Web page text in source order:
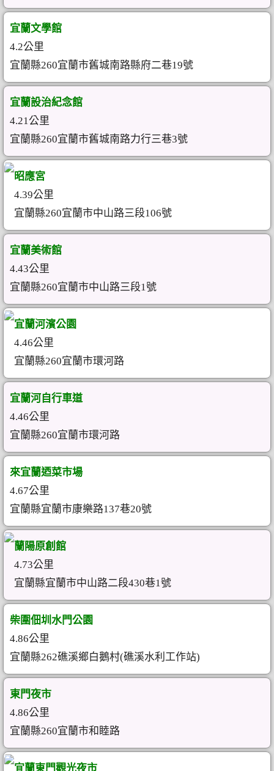
宜蘭文學館
4.2公里
宜蘭縣260宜蘭市舊城南路縣府二巷19號
宜蘭設治紀念館
4.21公里
宜蘭縣260宜蘭市舊城南路力行三巷3號
昭應宮
4.39公里
宜蘭縣260宜蘭市中山路三段106號
宜蘭美術館
4.43公里
宜蘭縣260宜蘭市中山路三段1號
宜蘭河濱公園
4.46公里
宜蘭縣260宜蘭市環河路
宜蘭河自行車道
4.46公里
宜蘭縣260宜蘭市環河路
來宜蘭迺菜市場
4.67公里
宜蘭縣宜蘭市康樂路137巷20號
蘭陽原創館
4.73公里
宜蘭縣宜蘭市中山路二段430巷1號
柴圍佃圳水門公園
4.86公里
宜蘭縣262礁溪鄉白鵝村(礁溪水利工作站)
東門夜市
4.86公里
宜蘭縣260宜蘭市和睦路
宜蘭東門觀光夜市